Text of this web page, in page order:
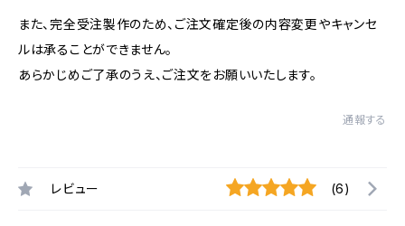
また、完全受注製作のため、ご注文確定後の内容変更やキャンセ
ルは承ることができません。
あらかじめご了承のうえ、ご注文をお願いいたします。
通報する
レビュー (6)